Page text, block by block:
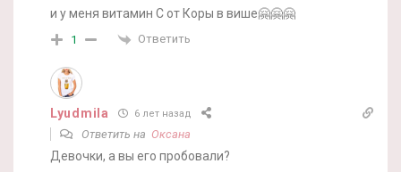
и у меня витамин С от Коры в више🤗🤗🤗
1 Ответить
Lyudmila 6 лет назад
Ответить на Оксана
Девочки, а вы его пробовали?